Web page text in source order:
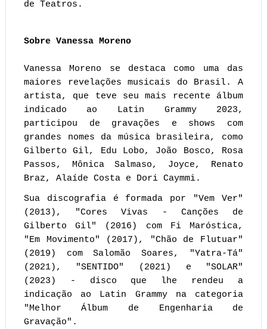
de Teatros.
Sobre Vanessa Moreno
Vanessa Moreno se destaca como uma das
maiores revelações musicais do Brasil. A
artista, que teve seu mais recente álbum
indicado ao Latin Grammy 2023,
participou de gravações e shows com
grandes nomes da música brasileira, como
Gilberto Gil, Edu Lobo, João Bosco, Rosa
Passos, Mônica Salmaso, Joyce, Renato
Braz, Alaíde Costa e Dori Caymmi.
Sua discografia é formada por "Vem Ver"
(2013), "Cores Vivas - Canções de
Gilberto Gil" (2016) com Fi Maróstica,
"Em Movimento" (2017), "Chão de Flutuar"
(2019) com Salomão Soares, "Yatra-Tá"
(2021), "SENTIDO" (2021) e "SOLAR"
(2023) - disco que lhe rendeu a
indicação ao Latin Grammy na categoria
"Melhor Álbum de Engenharia de
Gravação".